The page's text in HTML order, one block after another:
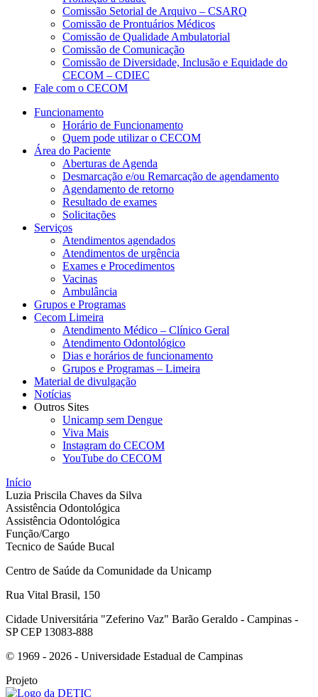
Comissão Setorial de Arquivo – CSARQ
Comissão de Prontuários Médicos
Comissão de Qualidade Ambulatorial
Comissão de Comunicação
Comissão de Diversidade, Inclusão e Equidade do
CECOM – CDIEC
Fale com o CECOM
Funcionamento
Horário de Funcionamento
Quem pode utilizar o CECOM
Área do Paciente
Aberturas de Agenda
Desmarcação e/ou Remarcação de agendamento
Agendamento de retorno
Resultado de exames
Solicitações
Serviços
Atendimentos agendados
Atendimentos de urgência
Exames e Procedimentos
Vacinas
Ambulância
Grupos e Programas
Cecom Limeira
Atendimento Médico – Clínico Geral
Atendimento Odontológico
Dias e horários de funcionamento
Grupos e Programas – Limeira
Material de divulgação
Notícias
Outros Sites
Unicamp sem Dengue
Viva Mais
Instagram do CECOM
YouTube do CECOM
Início
Luzia Priscila Chaves da Silva
Assistência Odontológica
Assistência Odontológica
Função/Cargo
Tecnico de Saúde Bucal
Centro de Saúde da Comunidade da Unicamp
Rua Vital Brasil, 150
Cidade Universitária "Zeferino Vaz" Barão Geraldo - Campinas -
SP CEP 13083-888
© 1969 - 2026 - Universidade Estadual de Campinas
Projeto